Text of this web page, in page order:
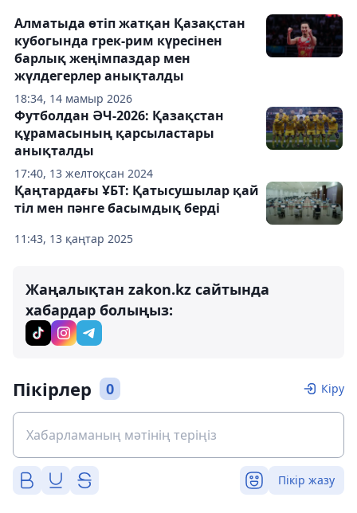
18:34, 14 мамыр 2026
Алматыда өтіп жатқан Қазақстан
кубогында грек-рим күресінен
барлық жеңімпаздар мен
жүлдегерлер анықталды
17:40, 13 желтоқсан 2024
Футболдан ӘЧ-2026: Қазақстан
құрамасының қарсыластары
анықталды
11:43, 13 қаңтар 2025
Қаңтардағы ҰБТ: Қатысушылар қай
тіл мен пәнге басымдық берді
Жаңалықтан zakon.kz сайтында
хабардар болыңыз:
Пікірлер 0 Кіру
Пікір жазу